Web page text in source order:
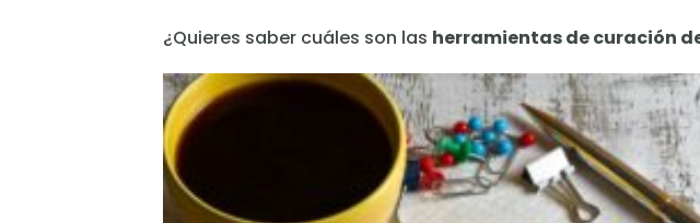
¿Quieres saber cuáles son las herramientas de curación